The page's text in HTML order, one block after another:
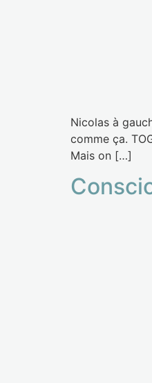
Nicolas à
comme ça.
Mais on […]